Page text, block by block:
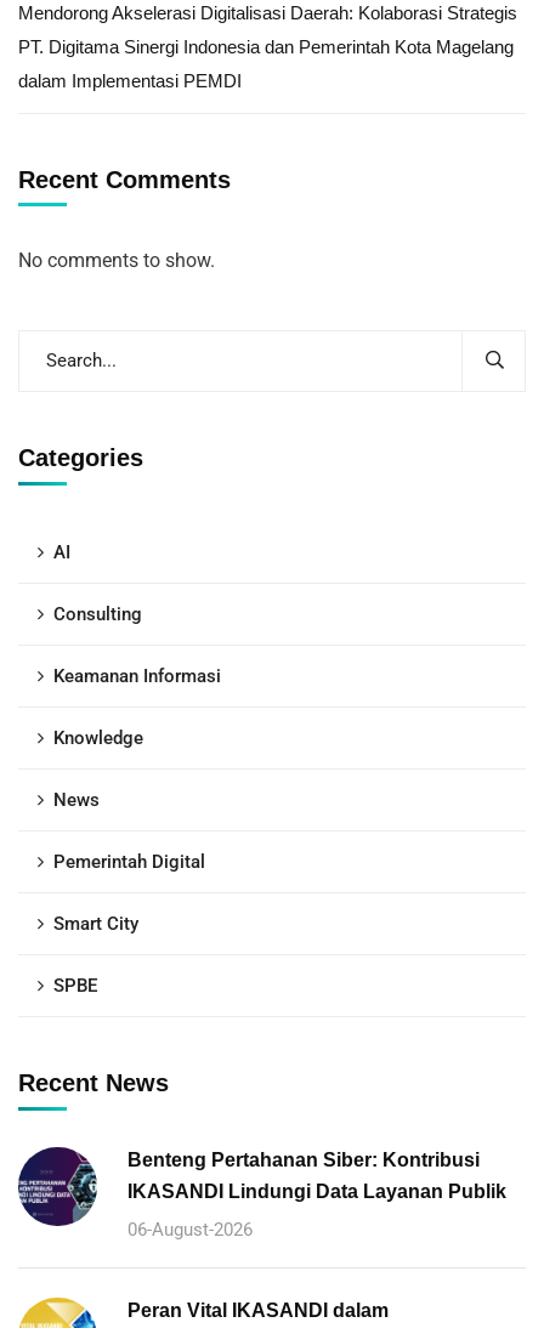
Mendorong Akselerasi Digitalisasi Daerah: Kolaborasi Strategis
PT. Digitama Sinergi Indonesia dan Pemerintah Kota Magelang
dalam Implementasi PEMDI
Recent Comments
No comments to show.
Categories
AI
Consulting
Keamanan Informasi
Knowledge
News
Pemerintah Digital
Smart City
SPBE
Recent News
Benteng Pertahanan Siber: Kontribusi
IKASANDI Lindungi Data Layanan Publik
06-August-2026
Peran Vital IKASANDI dalam